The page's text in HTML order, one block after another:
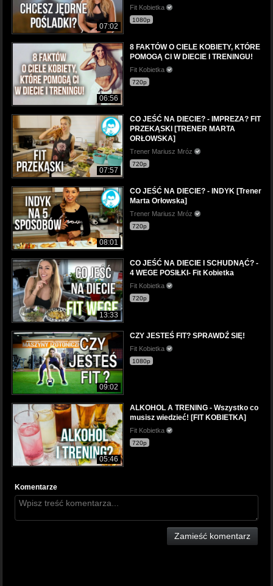
07:02
Fit Kobietka
1080p
06:56
8 FAKTÓW O CIELE KOBIETY, KTÓRE
POMOGĄ CI W DIECIE I TRENINGU!
Fit Kobietka
720p
07:57
CO JEŚĆ NA DIECIE? - IMPREZA? FIT
PRZEKĄSKI [TRENER MARTA
ORŁOWSKA]
Trener Mariusz Mróz
720p
08:01
CO JEŚĆ NA DIECIE? - INDYK [Trener
Marta Orłowska]
Trener Mariusz Mróz
720p
13:33
CO JEŚĆ NA DIECIE I SCHUDNĄĆ? -
4 WEGE POSIŁKI- Fit Kobietka
Fit Kobietka
720p
09:02
CZY JESTEŚ FIT? SPRAWDŹ SIĘ!
Fit Kobietka
1080p
05:46
ALKOHOL A TRENING - Wszystko co
musisz wiedzieć! [FIT KOBIETKA]
Fit Kobietka
720p
Komentarze
Zamieść komentarz